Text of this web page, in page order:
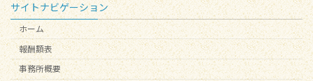
サイトナビゲーション
ホーム
報酬額表
事務所概要